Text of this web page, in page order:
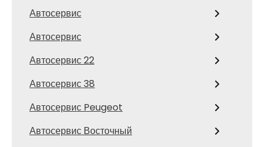
Автосервис
Автосервис
Автосервис 22
Автосервис 38
Автосервис Peugeot
Автосервис Восточный